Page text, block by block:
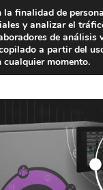
finalidad de
y analizar el
de
a partir del
momento.